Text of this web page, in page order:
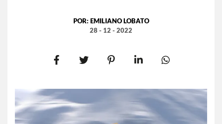
POR: EMILIANO LOBATO
28 - 12 - 2022